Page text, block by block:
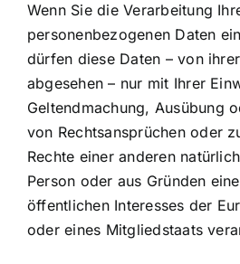
Wenn Sie die Verarbeitung
personenbezogenen Daten
dürfen diese Daten – von
abgesehen – nur mit Ihrer
Geltendmachung, Ausübung
von Rechtsansprüchen oder
Rechte einer anderen
Person oder aus Gründen
öffentlichen Interesses der
oder eines Mitgliedstaats